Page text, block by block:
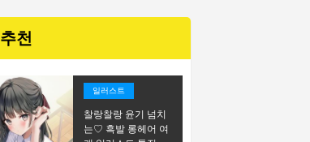
추천
일러스트
찰랑찰랑 윤기 넘치
는♡ 흑발 롱헤어 여